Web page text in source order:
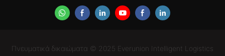
Πνευματικά δικαιώματα © 2025 Everunion Intelligent Logistics